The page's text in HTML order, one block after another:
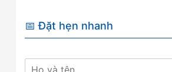
📅 Đặt hẹn nhanh